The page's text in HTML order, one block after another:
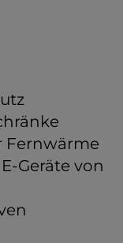
Fernwärme
Geräte von